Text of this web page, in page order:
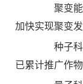
聚变能源
加快实现聚变
种子科研
已累计推广作